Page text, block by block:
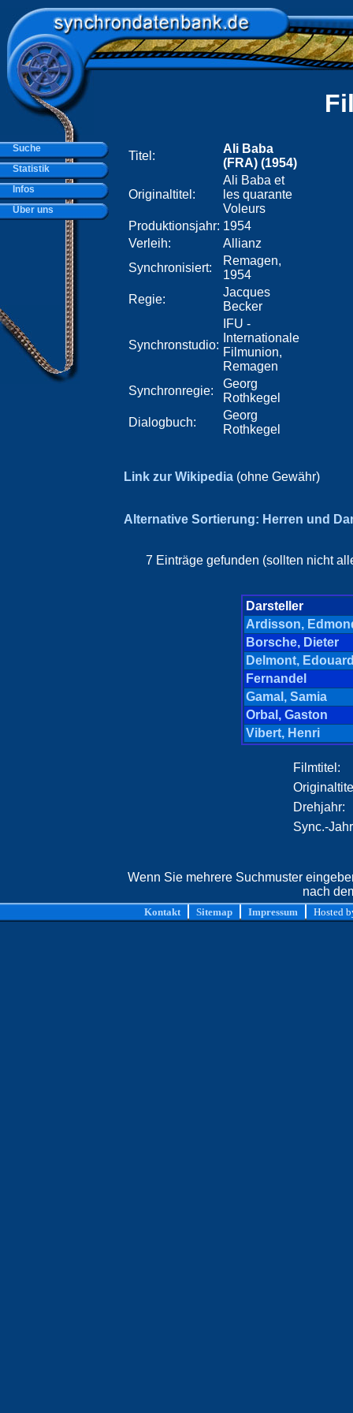
Titel:
Ali Baba
(FRA) (1954)
Originaltitel:
Ali Baba et
les quarante
Voleurs
Produktionsjahr: 1954
Verleih:
Allianz
Synchronisiert:
Remagen,
1954
Regie:
Jacques
Becker
Synchronstudio:
IFU -
Internationale
Filmunion,
Remagen
Synchronregie:
Georg
Rothkegel
Dialogbuch:
Georg
Rothkegel
Link zur Wikipedia (ohne Gewähr)
Alternative Sortierung: Herren und
7 Einträge gefunden (sollten nicht
Darsteller
Ardisson,
Borsche, Dieter
Delmont,
Fernandel
Gamal, Samia
Orbal, Gaston
Vibert, Henri
Filmtitel:
Drehjahr:
Sync.-
Wenn Sie mehrere Suchmuster
nach
Kontakt Sitemap Impressum Hosted
Suche
Statistik
Infos
Über uns